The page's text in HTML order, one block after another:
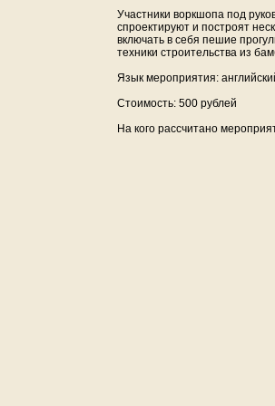
Участники воркшопа под
спроектируют и построят
включать в себя пешие
техники строительства из
Язык мероприятия:
Стоимость: 500 рублей
На кого рассчитано